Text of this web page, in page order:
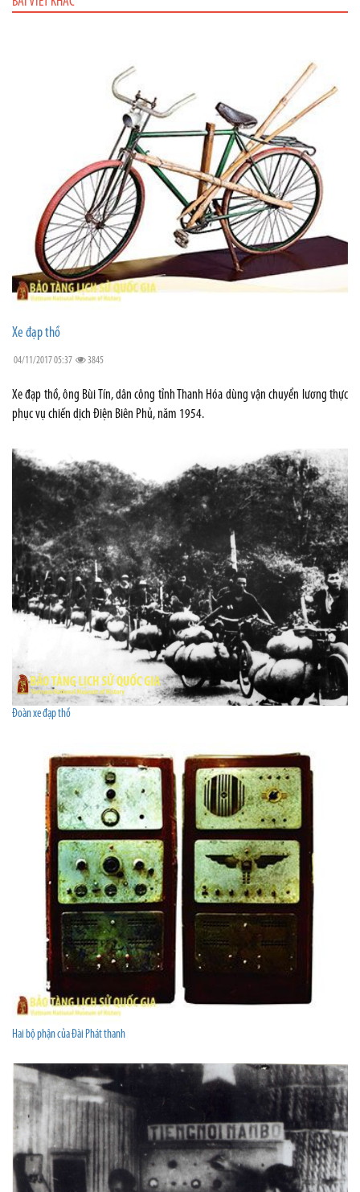
Xe đạp thồ
04/11/2017 05:37 3845
Xe đạp thồ, ông Bùi Tín, dân công tỉnh Thanh Hóa dùng vận chuyển lương thực
phục vụ chiến dịch Điện Biên Phủ, năm 1954.
Đoàn xe đạp thồ
Hai bộ phận của Đài Phát thanh